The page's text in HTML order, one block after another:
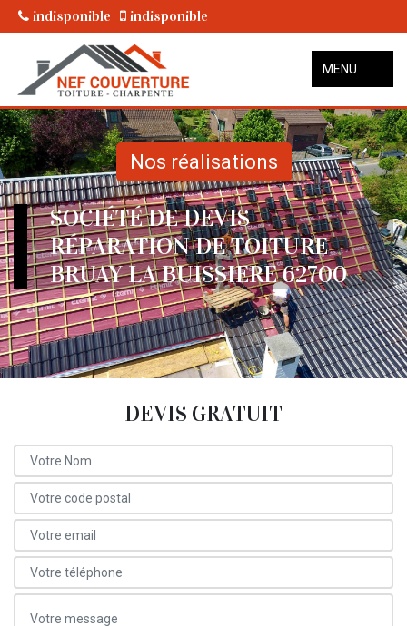
indisponible indisponible
MENU
Nos réalisations
SOCIÉTÉ DE DEVIS
RÉPARATION DE TOITURE
BRUAY LA BUISSIERE 62700
DEVIS GRATUIT